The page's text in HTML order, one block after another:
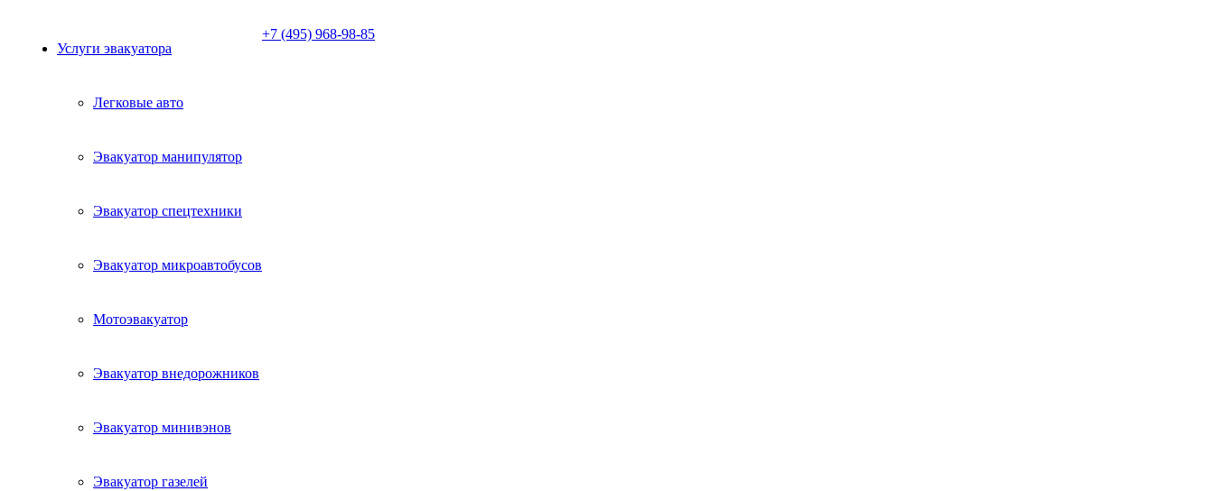
Услуги эвакуатора
Легковые авто
Эвакуатор манипулятор
Эвакуатор спецтехники
Эвакуатор микроавтобусов
Мотоэвакуатор
Эвакуатор внедорожников
Эвакуатор минивэнов
Эвакуатор газелей
+7 (495) 968-98-85